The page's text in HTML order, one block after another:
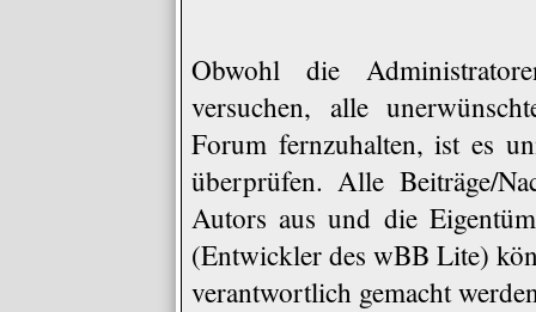
Obwohl die
versuchen, alle
Forum fernzuhalten, ist es
überprüfen. Alle Beiträge/
Autors aus und die
(Entwickler des wBB Lite)
verantwortlich gemacht